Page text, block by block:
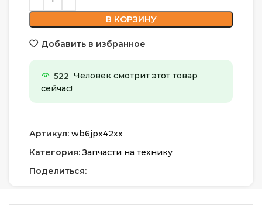
В КОРЗИНУ
Добавить в избранное
522 Человек смотрит этот товар
сейчас!
Артикул: wb6jpx42xx
Категория: Запчасти на технику
Поделиться: